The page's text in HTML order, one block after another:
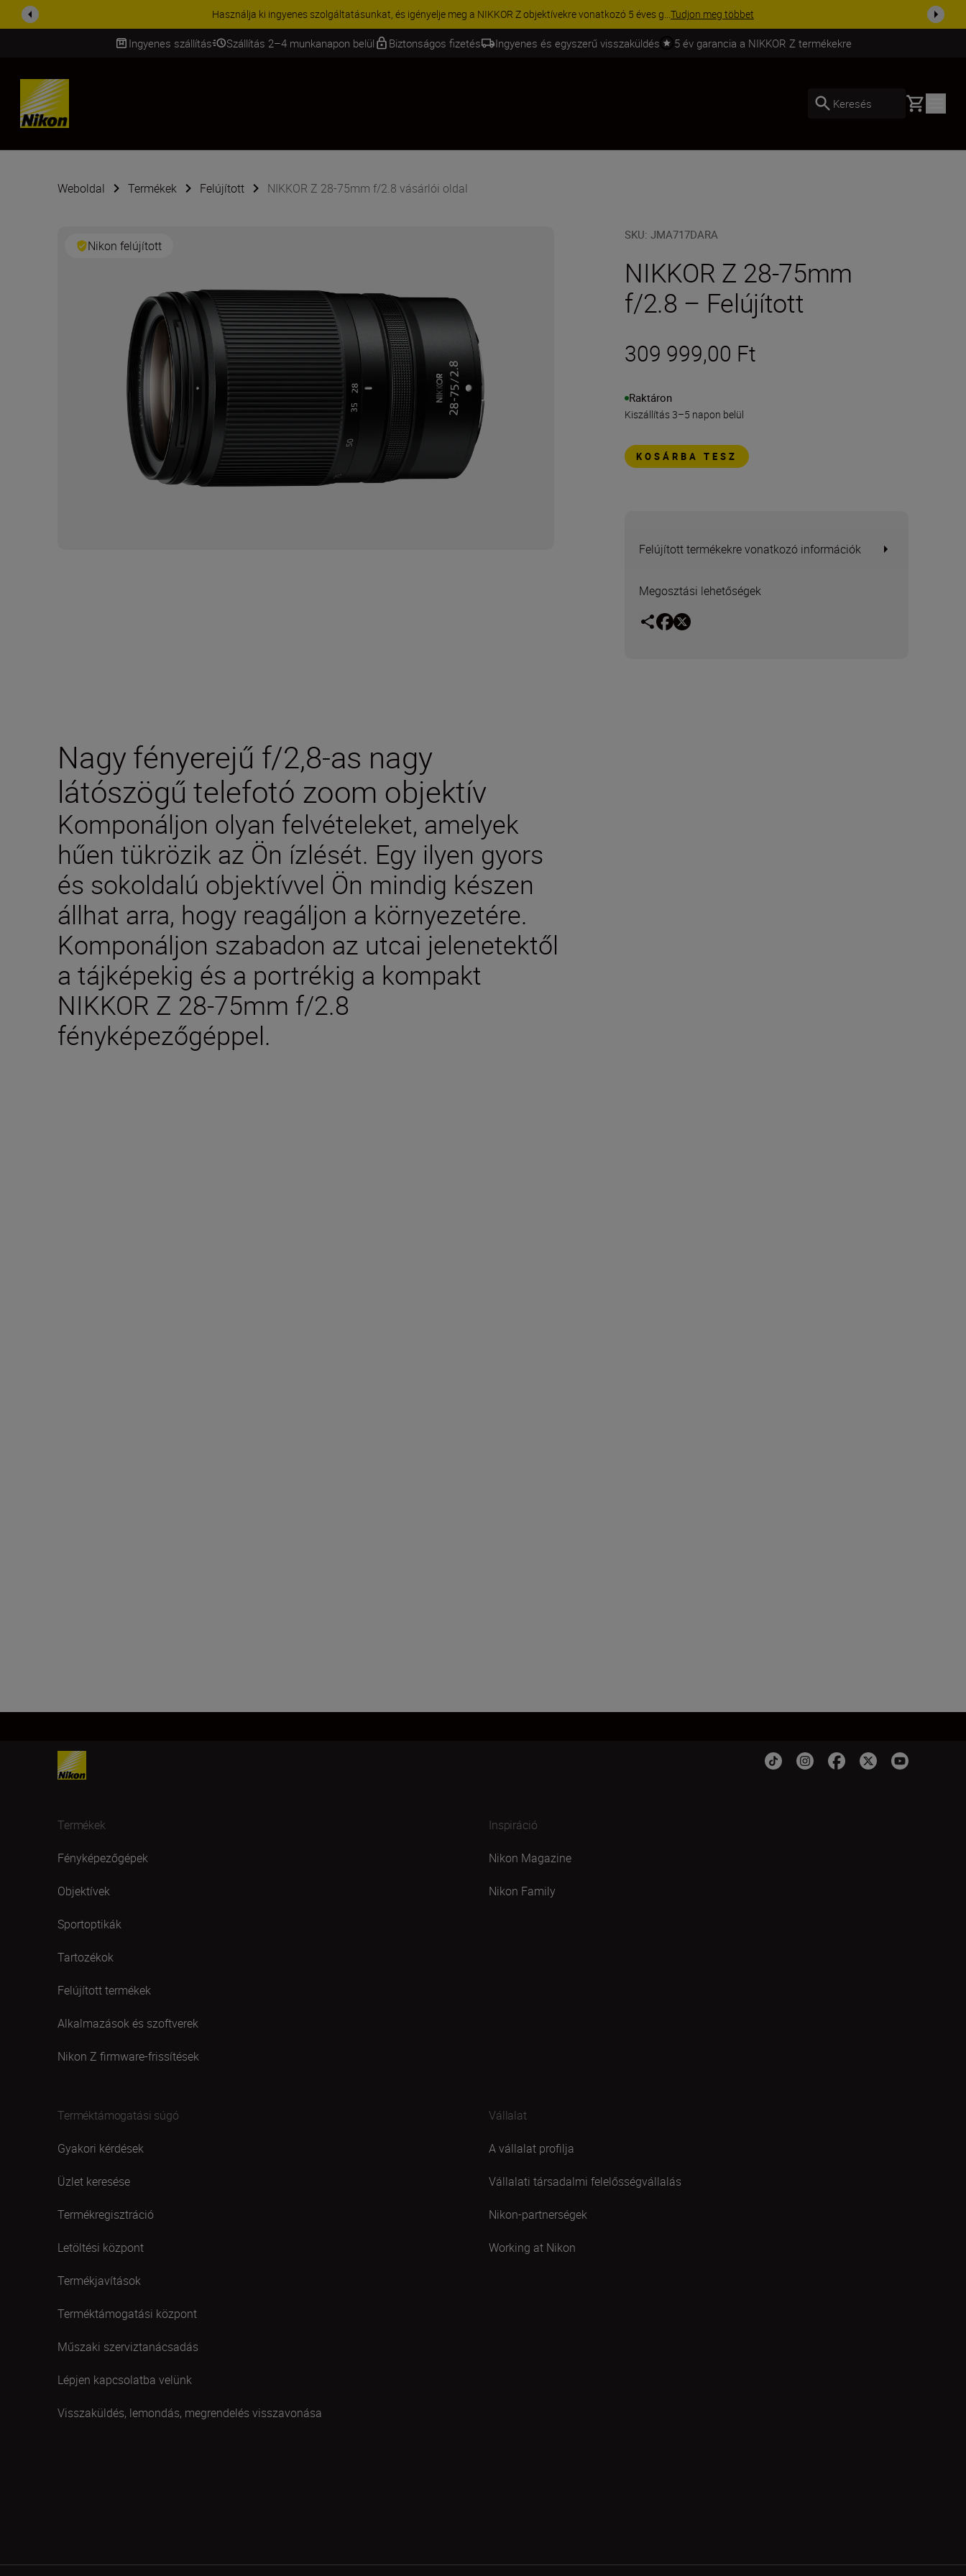
KIEGÉSZÍTŐKRE VONATKOZÓ AKCIÓ | 15% kedvezmény kiválasztott kiegészítőkre – egészítse ki még ma a fe...Vásároljon most
Ingyenes szállítás Szállítás 2–4 munkanapon belül Biztonságos fizetés Ingyenes és egyszerű visszaküldés 5 év garancia a NIKKOR Z termékekre
SKIP
Keresés Basket
Weboldal Termékek Felújított NIKKOR Z 28-75mm f/2.8 vásárlói oldal
Nikon felújított
SKU:JMA717DARA
NIKKOR Z 28-75mm
f/2.8 – Felújított
309 999,00 Ft
Raktáron
Kiszállítás 3–5 napon belül
KOSÁRBA TESZ
Felújított termékekre vonatkozó információk
Megosztási lehetőségek
Nagy fényerejű f/2,8-as nagy
látószögű telefotó zoom objektív
Komponáljon olyan felvételeket, amelyek
hűen tükrözik az Ön ízlését. Egy ilyen gyors
és sokoldalú objektívvel Ön mindig készen
állhat arra, hogy reagáljon a környezetére.
Komponáljon szabadon az utcai jelenetektől
a tájképekig és a portrékig a kompakt
NIKKOR Z 28-75mm f/2.8
fényképezőgéppel.
Termékek
Fényképezőgépek
Objektívek
Sportoptikák
Tartozékok
Felújított termékek
Alkalmazások és szoftverek
Nikon Z firmware-frissítések
Inspiráció
Nikon Magazine
Nikon Family
Terméktámogatási súgó
Gyakori kérdések
Üzlet keresése
Termékregisztráció
Letöltési központ
Termékjavítások
Terméktámogatási központ
Műszaki szerviztanácsadás
Lépjen kapcsolatba velünk
Visszaküldés, lemondás, megrendelés visszavonása
Vállalat
A vállalat profilja
Vállalati társadalmi felelősségvállalás
Nikon-partnerségek
Working at Nikon